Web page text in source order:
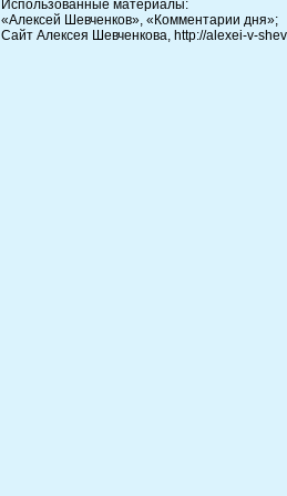
Использованные материалы:
«Алексей Шевченков», «Комментарии дня»;
Сайт Алексея Шевченкова, http://alexei-v-